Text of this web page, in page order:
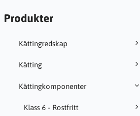
Produkter
Kättingredskap
Kätting
Kättingkomponenter
Klass 6 - Rostfritt